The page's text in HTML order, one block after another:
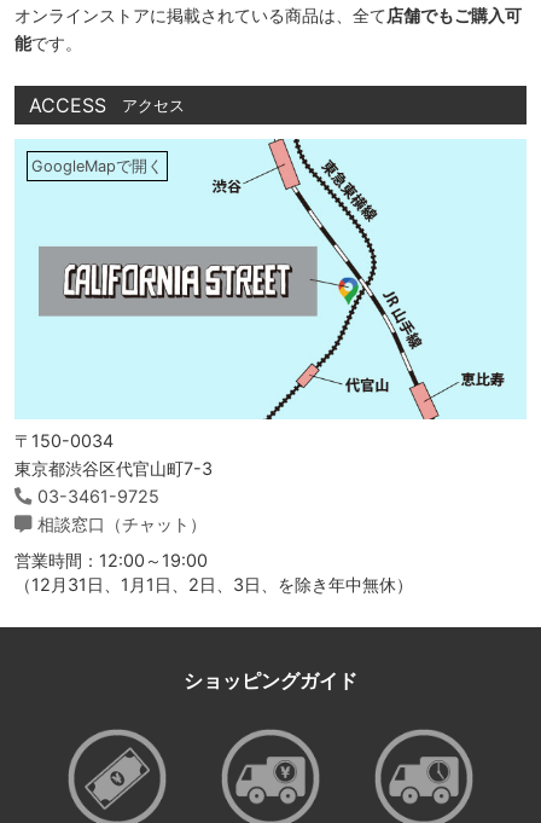
オンラインストアに掲載されている商品は、全て店舗でもご購入可
能です。
ACCESS アクセス
GoogleMapで開く
〒150-0034
東京都渋谷区代官山町7-3
03-3461-9725
相談窓口（チャット）
営業時間：12:00～19:00
（12月31日、1月1日、2日、3日、を除き年中無休）
ショッピングガイド